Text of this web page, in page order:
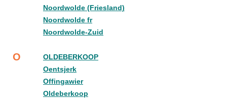
Noordwolde (Friesland)
Noordwolde fr
Noordwolde-Zuid
O
OLDEBERKOOP
Oentsjerk
Offingawier
Oldeberkoop